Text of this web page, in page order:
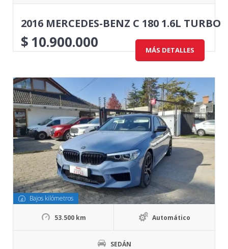
2016 MERCEDES-BENZ C 180 1.6L TURBO
$ 10.900.000 MÁS DETALLES
Bajos kilómetros
53.500 km Automático
SEDÁN